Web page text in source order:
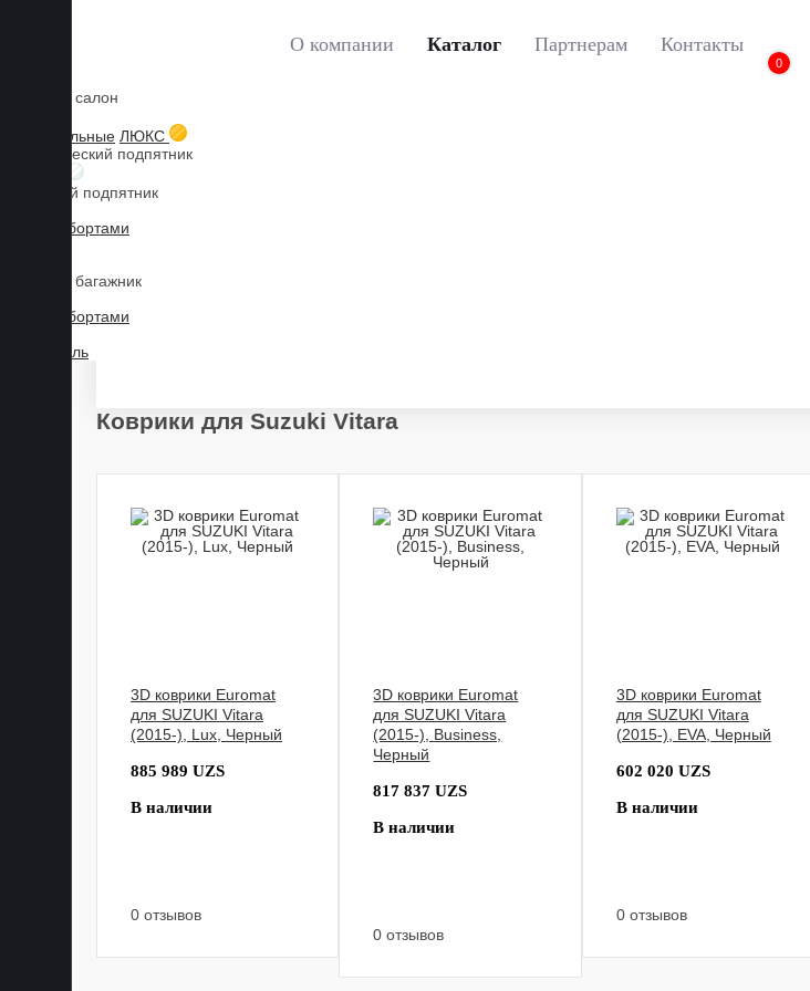
О компании Каталог Партнерам Контакты
0
Коврики в салон
3D текстильные ЛЮКС
Металлический подпятник
Резиновый подпятник
3D Eva с бортами
Коврики в багажник
3D Eva с бортами
3D Текстиль
Главная
Коврики для Suzuki Vitara
3D коврики Euromat
для SUZUKI Vitara
(2015-), Lux, Черный
885 989 UZS
В наличии
0 отзывов
3D коврики Euromat
для SUZUKI Vitara
(2015-), Business,
Черный
817 837 UZS
В наличии
0 отзывов
3D коврики Euromat
для SUZUKI Vitara
(2015-), EVA, Черный
602 020 UZS
В наличии
0 отзывов